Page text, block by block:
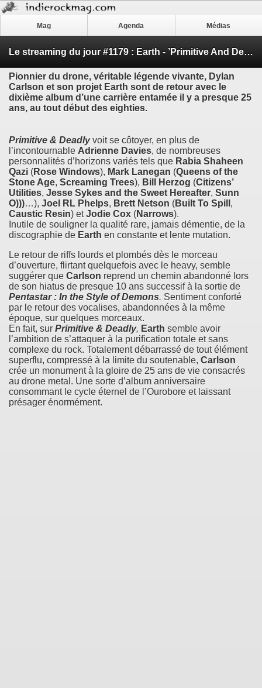
Mag Agenda Médias
Le streaming du jour #1179 : Earth - ’Primitive And Deadly’
Pionnier du drone, véritable légende vivante, Dylan
Carlson et son projet Earth sont de retour avec le
dixième album d’une carrière entamée il y a presque 25
ans, au tout début des eighties.
Primitive & Deadly voit se côtoyer, en plus de
l’incontournable Adrienne Davies, de nombreuses
personnalités d’horizons variés tels que Rabia Shaheen
Qazi (Rose Windows), Mark Lanegan (Queens of the
Stone Age, Screaming Trees), Bill Herzog (Citizens’
Utilities, Jesse Sykes and the Sweet Hereafter, Sunn
O)))…), Joel RL Phelps, Brett Netson (Built To Spill ,
Caustic Resin) etJodie Cox (Narrows).
Inutile de souligner la qualité rare, jamais démentie, de la
discographie de Earth en constante et lente mutation.
Le retour de riffs lourds et plombés dès le morceau
d’ouverture, flirtant quelquefois avec le heavy, semble
suggérer que Carlson reprend un chemin abandonné lors
de son hiatus de presque 10 ans successif à la sortie de
Pentastar : In the Style of Demons. Sentiment conforté
par le retour des vocalises, abandonnées à la même
époque, sur quelques morceaux.
En fait, sur Primitive & Deadly, Earth semble avoir
l’ambition de s’attaquer à la purification totale et sans
complexe du rock. Totalement débarrassé de tout élément
superflu, compressé à la limite du soutenable, Carlson
crée un monument à la gloire de 25 ans de vie consacrés
au drone metal. Une sorte d’album anniversaire
consommant le cycle éternel de l’Ourobore et laissant
présager énormément.